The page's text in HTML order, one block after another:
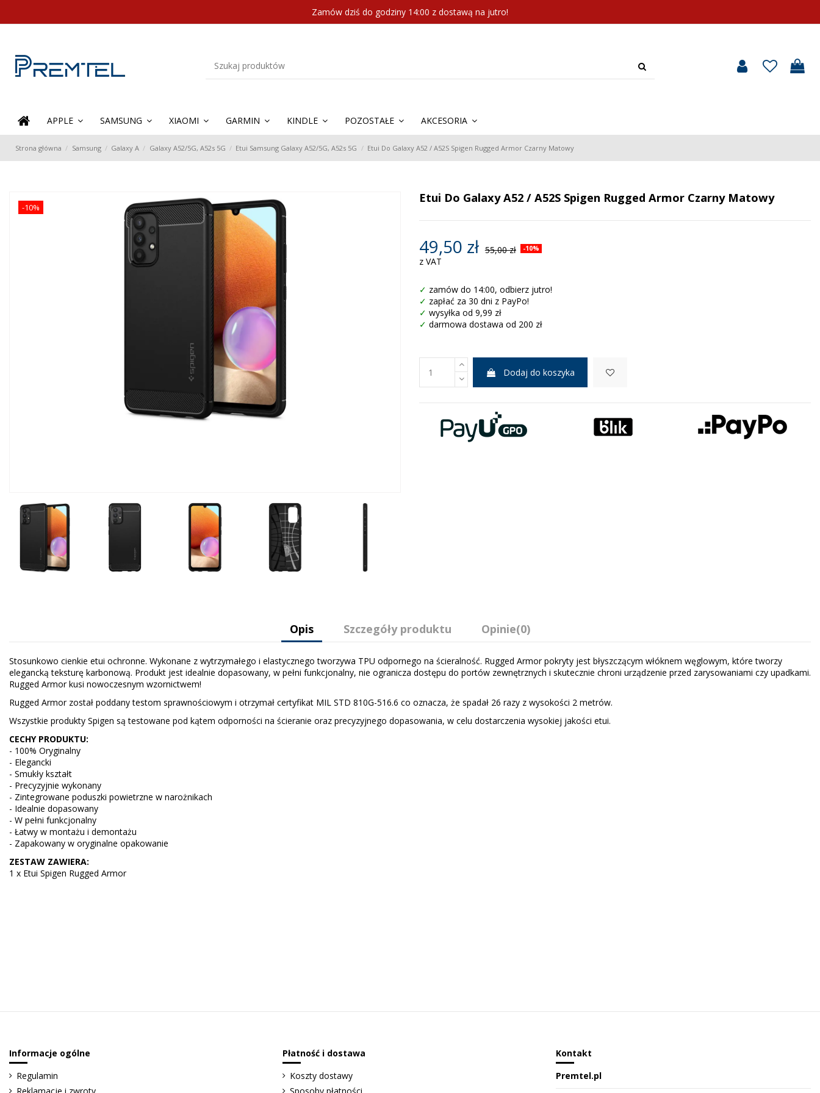
Zamów dziś do godziny 14:00 z dostawą na jutro!
APPLE SAMSUNG XIAOMI GARMIN KINDLE POZOSTAŁE AKCESORIA
Strona główna Samsung Galaxy A Galaxy A52/5G, A52s 5G Etui Samsung Galaxy A52/5G, A52s 5G Etui Do Galaxy A52 / A52S Spigen Rugged Armor Czarny Matowy
-10%
Etui Do Galaxy A52 / A52S Spigen Rugged Armor Czarny Matowy
49,50 zł 55,00 zł -10%
z VAT
✓ zamów do 14:00, odbierz jutro!
✓ zapłać za 30 dni z PayPo!
✓ wysyłka od 9,99 zł
✓ darmowa dostawa od 200 zł
Dodaj do koszyka
Opis Szczegóły produktu Opinie(0)
Stosunkowo cienkie etui ochronne. Wykonane z wytrzymałego i elastycznego tworzywa TPU odpornego na ścieralność. Rugged Armor pokryty jest błyszczącym włóknem węglowym, które tworzy
elegancką teksturę karbonową. Produkt jest idealnie dopasowany, w pełni funkcjonalny, nie ogranicza dostępu do portów zewnętrznych i skutecznie chroni urządzenie przed zarysowaniami czy upadkami.
Rugged Armor kusi nowoczesnym wzornictwem!
Rugged Armor został poddany testom sprawnościowym i otrzymał certyfikat MIL STD 810G-516.6 co oznacza, że spadał 26 razy z wysokości 2 metrów.
Wszystkie produkty Spigen są testowane pod kątem odporności na ścieranie oraz precyzyjnego dopasowania, w celu dostarczenia wysokiej jakości etui.
CECHY PRODUKTU:
- 100% Oryginalny
- Elegancki
- Smukły kształt
- Precyzyjnie wykonany
- Zintegrowane poduszki powietrzne w narożnikach
- Idealnie dopasowany
- W pełni funkcjonalny
- Łatwy w montażu i demontażu
- Zapakowany w oryginalne opakowanie
ZESTAW ZAWIERA:
1 x Etui Spigen Rugged Armor
Informacje ogólne
Regulamin
Reklamacje i zwroty
Płatność i dostawa
Koszty dostawy
Sposoby płatności
Kontakt
Premtel.pl